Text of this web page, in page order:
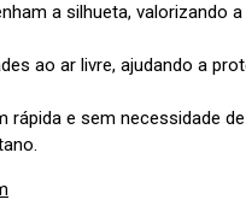
a silhueta, valorizando
ao ar livre, ajudando a
rápida e sem necessidade